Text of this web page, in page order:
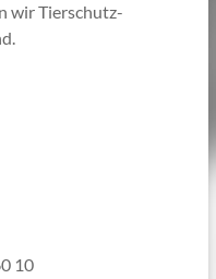
wir Tierschutz-
10